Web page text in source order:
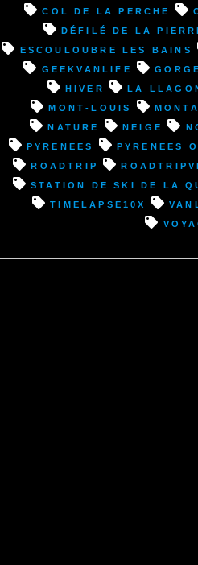
(66)
direction
Quillan
(11)”
Col de la Perche
défilé de la
Escouloubre les Bains
geekvanlife
hiver
La
Mont-Louis
nature
neige
pyrenees
pyrenees
roadtrip
Station de ski de la
timelapse10x